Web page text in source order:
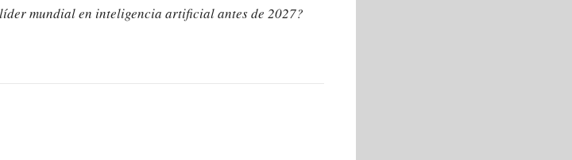
mundial en inteligencia artificial antes de 2027?